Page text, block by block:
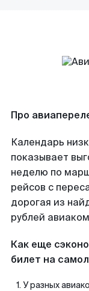
Про
Календарь
показывает
неделю по
рейсов с
дорогая из
рублей
Как еще
билет на
У разных